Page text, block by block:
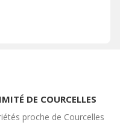
DE COURCELLES
proche de Courcelles